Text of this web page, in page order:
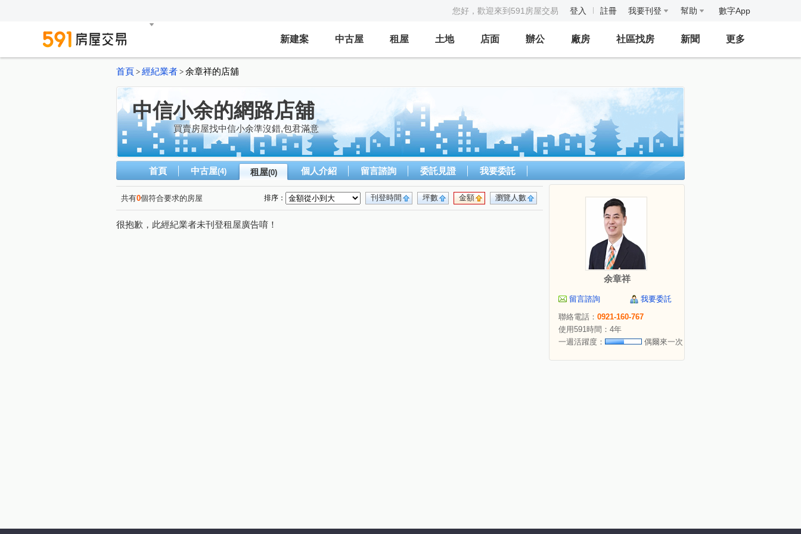
您好，歡迎來到591房屋交易 登入 註冊 我要刊登 幫助 數字App
新建案 中古屋 租屋 土地 店面 辦公 廠房 社區找房 新聞 更多
首頁 > 經紀業者 > 余章祥的店舖
中信小余的網路店舖
買賣房屋找中信小余準沒錯,包君滿意
首頁 中古屋(4) 租屋(0) 個人介紹 留言諮詢 委託見證 我要委託
共有0個符合要求的房屋 瀏覽人數
金額
坪數
刊登時間
排序：
很抱歉，此經紀業者未刊登租屋廣告唷！
余章祥
留言諮詢
我要委託
聯絡電話： 0921-160-767
使用591時間：4年
一週活躍度：
偶爾來一次